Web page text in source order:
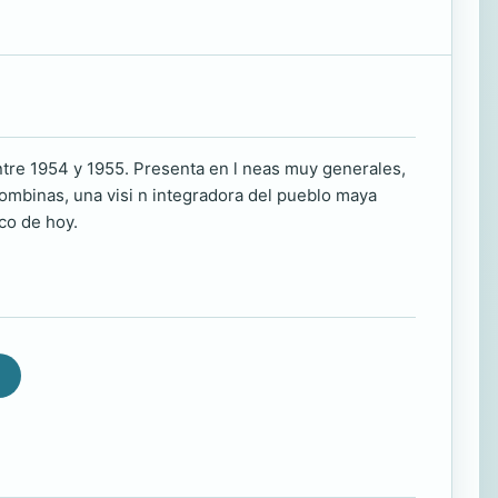
1954 y 1955. Presenta en l neas muy generales,
una visi n integradora del pueblo maya
de hoy.